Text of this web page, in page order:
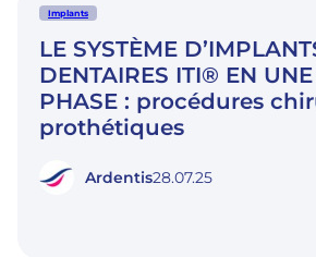
Implants
LE SYSTÈME
DENTAIRES ITI® EN
PHASE : procédures
prothétiques
Ardentis28.07.25